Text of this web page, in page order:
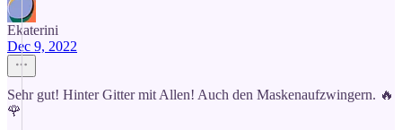
Ekaterini
Dec 9, 2022
Sehr gut! Hinter Gitter mit Allen! Auch den Maskenaufzwingern. 🔥
🌹